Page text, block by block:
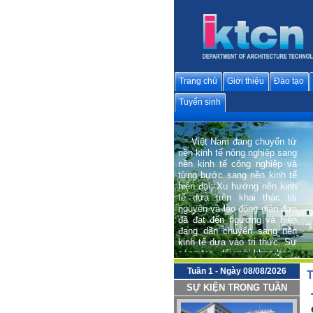
Trang chủ Giới thiệu Đào tạo
Tuyển sinh
Việt Nam đang chuyển từ
nền kinh tế nông nghiệp sang
nền kinh tế công nghiệp và
từng bước sang nền kinh tế
hiện đại; Xu hướng nền kinh
tế dựa trên khai thác tài
nguyên và lao động giản đơn
đã đạt đến ngưỡng và hiện
đang dần chuyển sang nền
kinh tế dựa vào tri thức. Sự
sáng tạo, đổi mới khoa học -
công nghệ và văn hoá trở
thành động lực quan trọng
hàng đầu cho phát triển bền
vững và hội nhập quốc tế.
Trong tiến trình phát triển
chung đó, Bộ môn Kiến trúc
Tuần 1 - Ngày 08/08/2026
SỰ KIỆN TRONG TUẦN